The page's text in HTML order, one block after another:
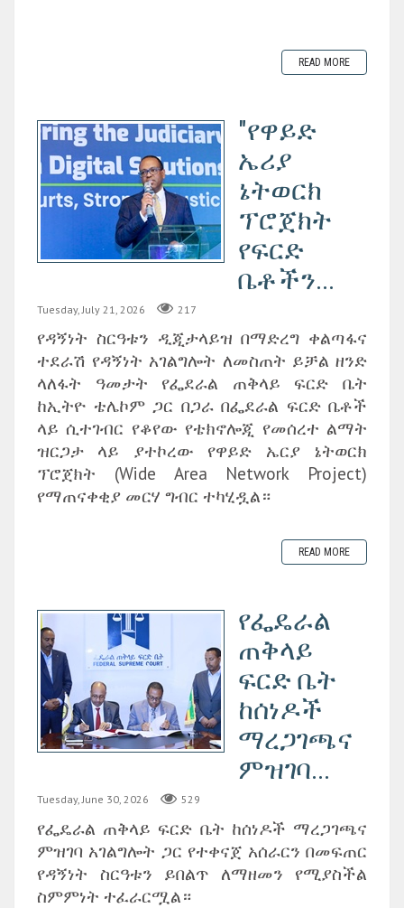
READ MORE
"የዋይድ
ኤሪያ
ኔትወርክ
ፕሮጀክት
የፍርድ
ቤቶችን...
Tuesday, July 21, 2026 217
የዳኝነት ስርዓቱን ዲጂታላይዝ በማድረግ ቀልጣፋና
ተደራሽ የዳኝነት አገልግሎት ለመስጠት ይቻል ዘንድ
ላለፋት ዓመታት የፌደራል ጠቅላይ ፍርድ ቤት
ከኢትዮ ቴሌኮም ጋር በጋራ በፌደራል ፍርድ ቤቶች
ላይ ሲተገብር የቆየው የቴክኖሎጂ የመሰረተ ልማት
ዝርጋታ ላይ ያተኮረው የዋይድ ኤርያ ኔትወርክ
ፕሮጀክት (Wide Area Network Project)
የማጠናቀቂያ መርሃ ግብር ተካሂዷል።
READ MORE
የፌዴራል
ጠቅላይ
ፍርድ ቤት
ከሰነዶች
ማረጋገጫና
ምዝገባ...
Tuesday, June 30, 2026 529
‎የፌዴራል ጠቅላይ ፍርድ ቤት ከሰነዶች ማረጋገጫና
ምዝገባ አገልግሎት ጋር የተቀናጀ አሰራርን በመፍጠር
የዳኝነት ስርዓቱን ይበልጥ ለማዘመን የሚያስችል
ስምምነት ተፈራርሟል።